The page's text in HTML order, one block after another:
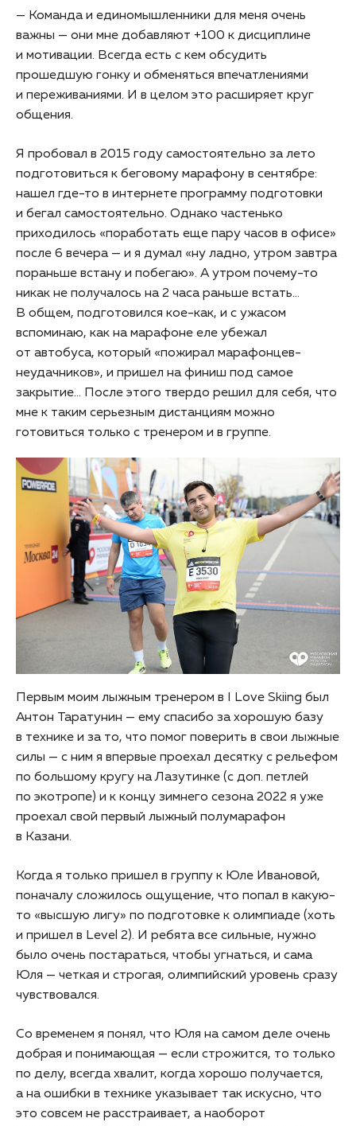
— Команда и единомышленники для меня очень
важны — они мне добавляют +100 к дисциплине
и мотивации. Всегда есть с кем обсудить
прошедшую гонку и обменяться впечатлениями
и переживаниями. И в целом это расширяет круг
общения.
Я пробовал в 2015 году самостоятельно за лето
подготовиться к беговому марафону в сентябре:
нашел где-то в интернете программу подготовки
и бегал самостоятельно. Однако частенько
приходилось «поработать еще пару часов в офисе»
после 6 вечера — и я думал «ну ладно, утром завтра
пораньше встану и побегаю». А утром почему-то
никак не получалось на 2 часа раньше встать...
В общем, подготовился кое-как, и с ужасом
вспоминаю, как на марафоне еле убежал
от автобуса, который «пожирал марафонцев-
неудачников», и пришел на финиш под самое
закрытие... После этого твердо решил для себя, что
мне к таким серьезным дистанциям можно
готовиться только с тренером и в группе.
Первым моим лыжным тренером в I Love Skiing был
Антон Таратунин — ему спасибо за хорошую базу
в технике и за то, что помог поверить в свои лыжные
силы — с ним я впервые проехал десятку с рельефом
по большому кругу на Лазутинке (с доп. петлей
по экотропе) и к концу зимнего сезона 2022 я уже
проехал свой первый лыжный полумарафон
в Казани.
Когда я только пришел в группу к Юле Ивановой,
поначалу сложилось ощущение, что попал в какую-
то «высшую лигу» по подготовке к олимпиаде (хоть
и пришел в Level 2). И ребята все сильные, нужно
было очень постараться, чтобы угнаться, и сама
Юля — четкая и строгая, олимпийский уровень сразу
чувствовался.
Со временем я понял, что Юля на самом деле очень
добрая и понимающая — если строжится, то только
по делу, всегда хвалит, когда хорошо получается,
а на ошибки в технике указывает так искусно, что
это совсем не расстраивает, а наоборот